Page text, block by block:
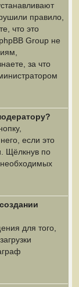
правило,
что это
Group не
за что
если это
Щёлкнув по
для того,